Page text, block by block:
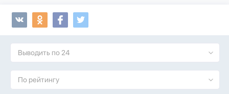
Выводить по 24
По рейтингу